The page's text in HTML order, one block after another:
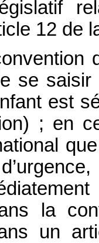
12 de
se
est
; en
la
un